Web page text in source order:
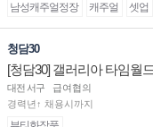
남성캐주얼정장 캐주얼 셋업
청담30
[청담30] 갤러리아 타임월
채용
대전 서구
급여협의
경력년↑ 채용시까지